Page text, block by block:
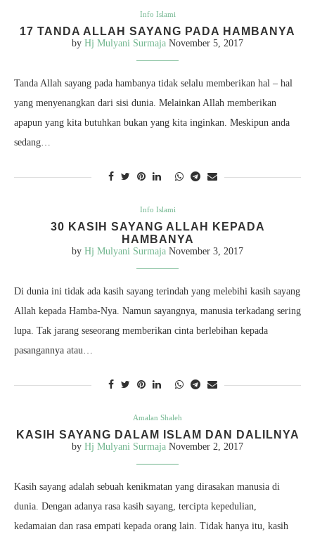
Info Islami
17 TANDA ALLAH SAYANG PADA HAMBANYA
by Hj Mulyani Surmaja November 5, 2017
Tanda Allah sayang pada hambanya tidak selalu memberikan hal – hal
yang menyenangkan dari sisi dunia. Melainkan Allah memberikan
apapun yang kita butuhkan bukan yang kita inginkan. Meskipun anda
sedang…
Info Islami
30 KASIH SAYANG ALLAH KEPADA
HAMBANYA
by Hj Mulyani Surmaja November 3, 2017
Di dunia ini tidak ada kasih sayang terindah yang melebihi kasih sayang
Allah kepada Hamba-Nya. Namun sayangnya, manusia terkadang sering
lupa. Tak jarang seseorang memberikan cinta berlebihan kepada
pasangannya atau…
Amalan Shaleh
KASIH SAYANG DALAM ISLAM DAN DALILNYA
by Hj Mulyani Surmaja November 2, 2017
Kasih sayang adalah sebuah kenikmatan yang dirasakan manusia di
dunia. Dengan adanya rasa kasih sayang, tercipta kepedulian,
kedamaian dan rasa empati kepada orang lain. Tidak hanya itu, kasih